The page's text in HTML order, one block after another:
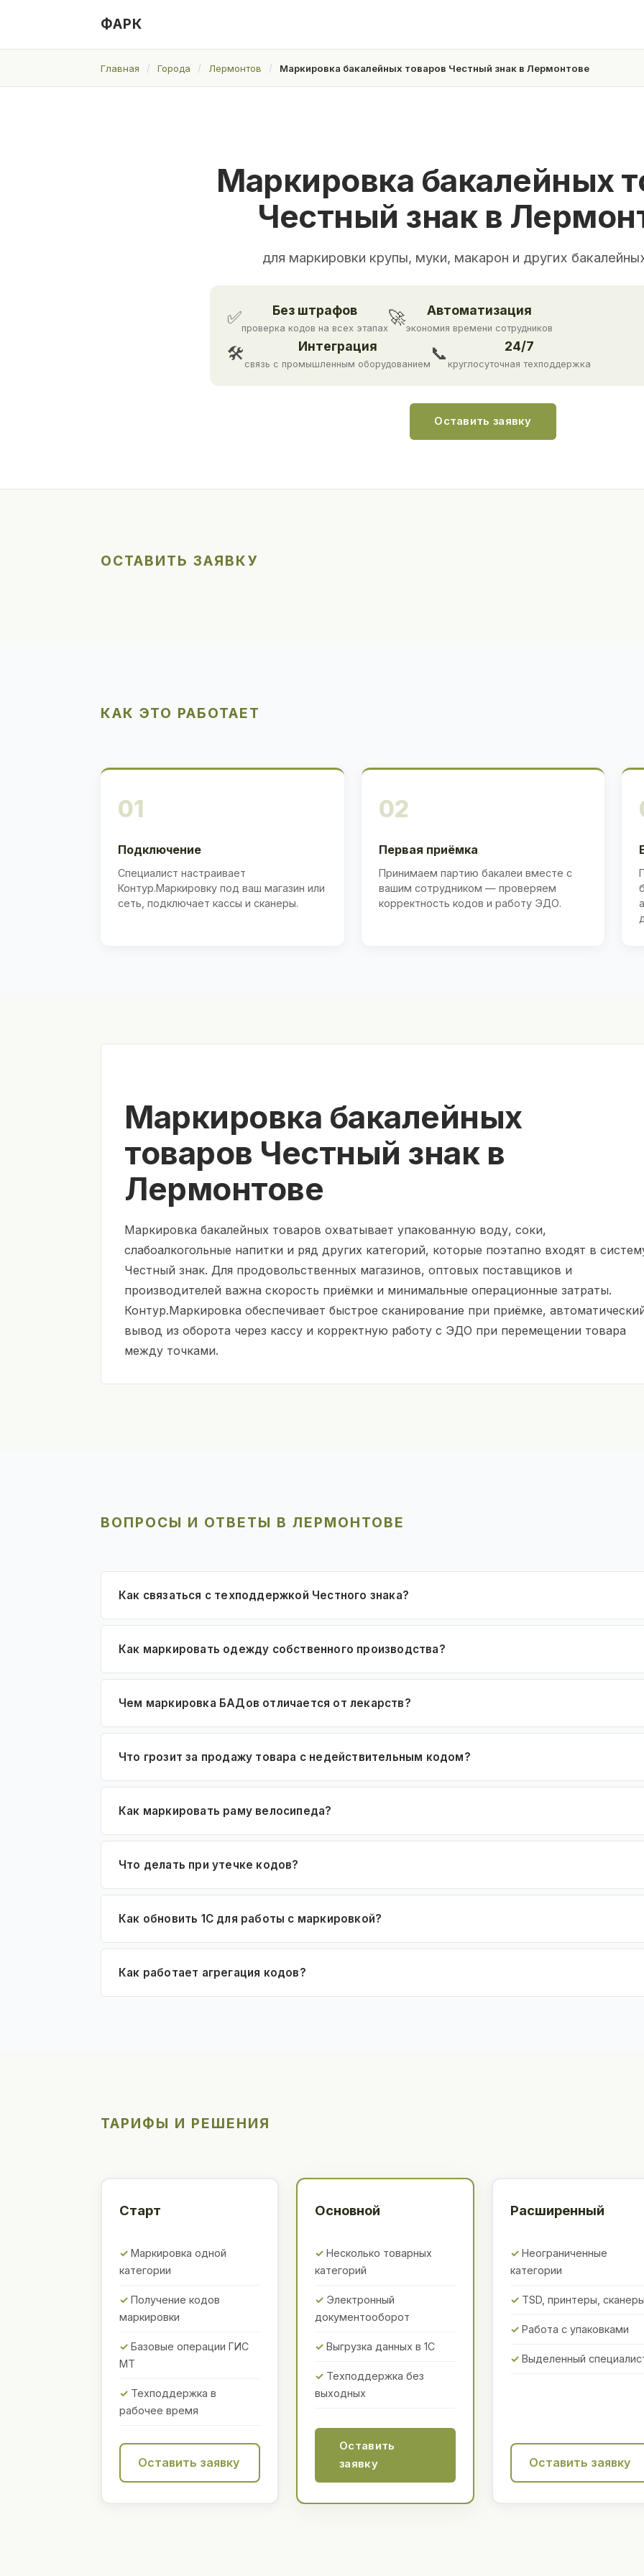
ФАРК
Главная Города Лермонтов Маркировка бакалейных товаров Честный знак в Лермонтове
Маркировка бакалейных
Честный знак в
для маркировки крупы, муки, макарон и других
✅ Без штрафов
проверка кодов на всех этапах
🚀 Автоматизация
экономия времени сотрудников
🛠 Интеграция
связь с промышленным оборудованием
📞 24/7
круглосуточная техподдержка
Оставить заявку
ОСТАВИТЬ ЗАЯВКУ
КАК ЭТО РАБОТАЕТ
01
Подключение
Специалист настраивает
Контур.Маркировку под ваш магазин или
сеть, подключает кассы и сканеры.
02
Первая приёмка
Принимаем партию бакалеи вместе с
вашим сотрудником — проверяем
корректность кодов и работу ЭДО.
Маркировка бакалейных
товаров Честный знак в
Лермонтове
Маркировка бакалейных товаров охватывает упакованную воду, соки,
слабоалкогольные напитки и ряд других категорий, которые поэтапно входят в
Честный знак. Для продовольственных магазинов, оптовых поставщиков и
производителей важна скорость приёмки и минимальные операционные затраты.
Контур.Маркировка обеспечивает быстрое сканирование при приёмке,
вывод из оборота через кассу и корректную работу с ЭДО при перемещении товара
между точками.
ВОПРОСЫ И ОТВЕТЫ В ЛЕРМОНТОВЕ
Как связаться с техподдержкой Честного знака?
Как маркировать одежду собственного производства?
Чем маркировка БАДов отличается от лекарств?
Что грозит за продажу товара с недействительным кодом?
Как маркировать раму велосипеда?
Что делать при утечке кодов?
Как обновить 1С для работы с маркировкой?
Как работает агрегация кодов?
ТАРИФЫ И РЕШЕНИЯ
Старт
Маркировка одной
категории
Получение кодов
маркировки
Базовые операции ГИС
МТ
Техподдержка в
рабочее время
Оставить заявку
Основной
Несколько товарных
категорий
Электронный
документооборот
Выгрузка данных в 1С
Техподдержка без
выходных
Оставить
заявку
Расширенный
Неограниченные
категории
TSD, принтеры,
Работа с упаковками
Выделенный
Оставить заявку